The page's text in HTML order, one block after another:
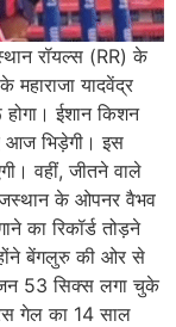
रॉयल्स (RR) के
महाराजा यादवेंद्र
ईशान किशन
आज भिड़ेगी। इस
वहीं, जीतने वाले
के ओपनर वैभव
का रिकॉर्ड तोड़ने
बेंगलुरु की ओर से
53 सिक्स लगा चुके
गेल का 14 साल